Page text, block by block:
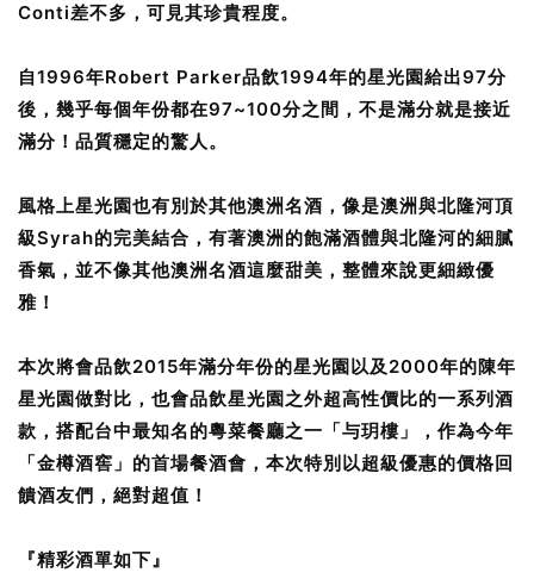
Conti差不多，可見其珍貴程度。
自1996年Robert Parker品飲1994年的星光園給出97分
後，幾乎每個年份都在97~100分之間，不是滿分就是接近
滿分！品質穩定的驚人。
風格上星光園也有別於其他澳洲名酒，像是澳洲與北隆河頂
級Syrah的完美結合，有著澳洲的飽滿酒體與北隆河的細膩
香氣，並不像其他澳洲名酒這麼甜美，整體來說更細緻優
雅！
本次將會品飲2015年滿分年份的星光園以及2000年的陳年
星光園做對比，也會品飲星光園之外超高性價比的一系列酒
款，搭配台中最知名的粵菜餐廳之一「与玥樓」，作為今年
「金樽酒窖」的首場餐酒會，本次特別以超級優惠的價格回
饋酒友們，絕對超值！
『精彩酒單如下』